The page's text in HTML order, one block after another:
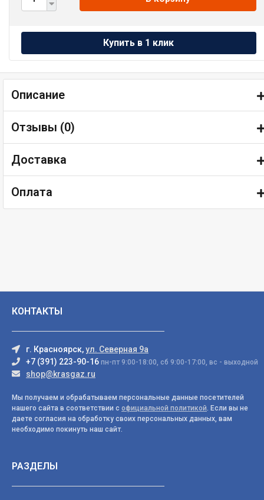
Описание
Отзывы (0)
Доставка
Оплата
КОНТАКТЫ
г. Красноярск,ул. Северная 9а
+7 (391) 223-90-16 пн-пт 9:00-18:00, сб 9:00-17:00, вс - выходной
shop@krasgaz.ru
Мы получаем и обрабатываем персональные данные посетителей
нашего сайта в соответствии с официальной политикой. Если вы не
даете согласия на обработку своих персональных данных, вам
необходимо покинуть наш сайт.
РАЗДЕЛЫ